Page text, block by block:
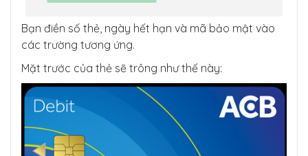
Bạn điền số thẻ, ngày hết hạn và mã bảo mật vào
các trường tương ứng.
Mặt trước của thẻ sẽ trông như thế này: